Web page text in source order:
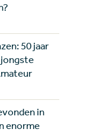
50 jaar
in
enorme